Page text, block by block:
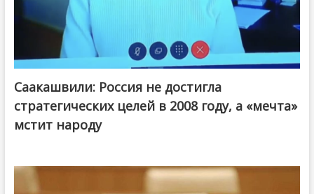
Саакашвили: Россия не достигла
стратегических целей в 2008 году, а «мечта»
мстит народу